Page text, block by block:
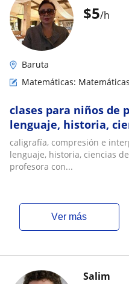
$5/h
Baruta
Matemáticas:
clases para niños de
lenguaje, historia,
otras materias
caligrafía, compresión e
lenguaje, historia, ciencias
profesora con...
ver más
Salim